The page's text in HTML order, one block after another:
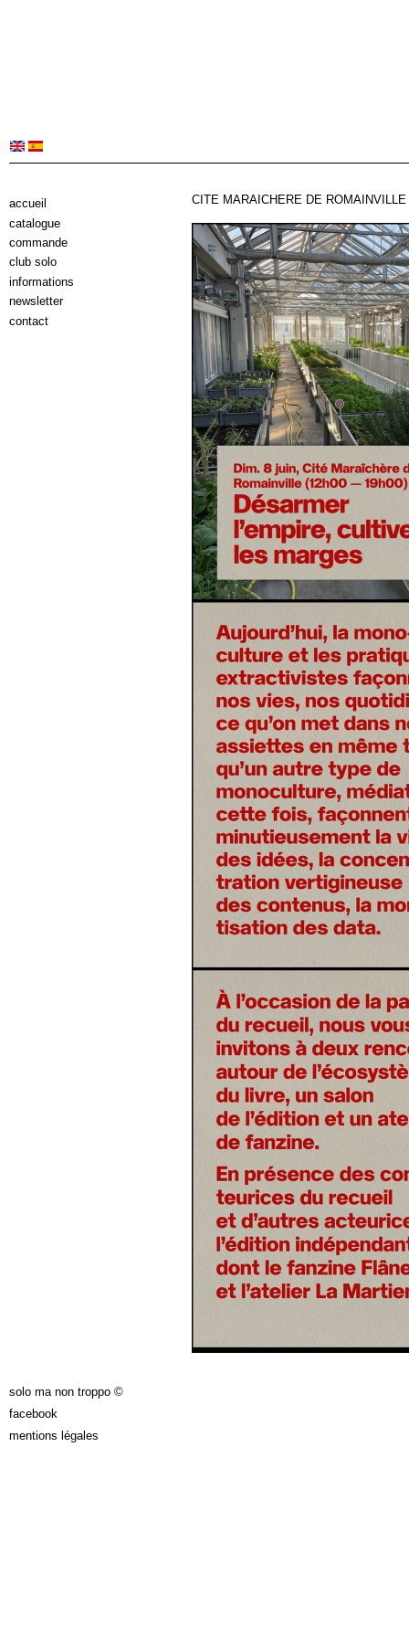
CITE MARAICHERE DE
accueil
catalogue
commande
club solo
informations
newsletter
contact
solo ma non troppo ©
facebook
mentions légales